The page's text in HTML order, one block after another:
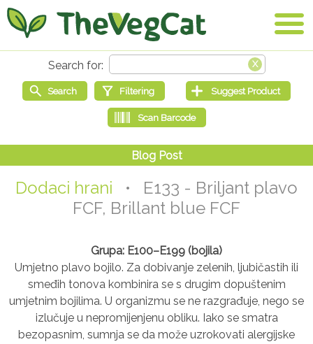
Dodaci hrani • E133 - Briljant plavo
FCF, Brillant blue FCF
Grupa: E100–E199 (bojila)
Umjetno plavo bojilo. Za dobivanje zelenih, ljubičastih ili
smeđih tonova kombinira se s drugim dopuštenim
umjetnim bojilima. U organizmu se ne razgrađuje, nego se
izlučuje u nepromijenjenu obliku. Iako se smatra
bezopasnim, sumnja se da može uzrokovati alergijske